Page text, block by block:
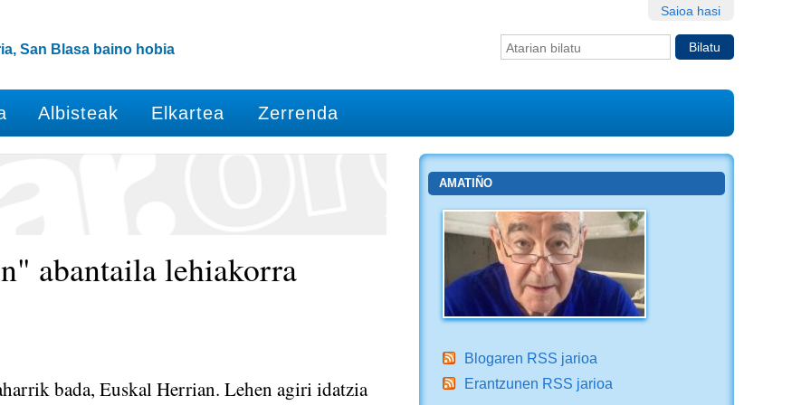
Saioa hasi
Bilatu atarian
San Blasa baino hobia
Albisteak Elkartea Zerrenda
abantaila lehiakorra
bada, Euskal Herrian. Lehen agiri idatzia
AMATIÑO
Blogaren RSS jarioa
Erantzunen RSS jarioa